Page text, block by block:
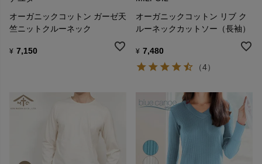
オーガニックコットン ガーゼ天
竺ニットクルーネック
¥ 7,150
オーガニックコットン リブ ク
ルーネックカットソー（長袖）
¥ 7,480
（4）